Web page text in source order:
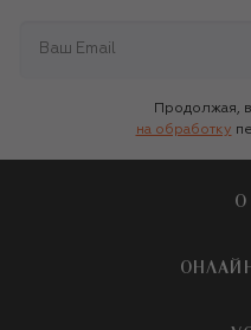
Продолжая,
на обработку
О
О